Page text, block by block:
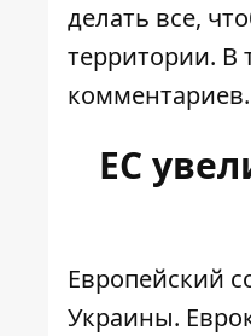
делать все,
территории. В
комментариев.
ЕС
Европейский
Украины.